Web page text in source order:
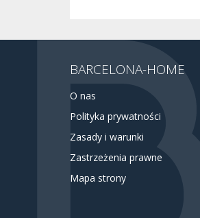
BARCELONA-HOME
O nas
Polityka prywatności
Zasady i warunki
Zastrzeżenia prawne
Mapa strony